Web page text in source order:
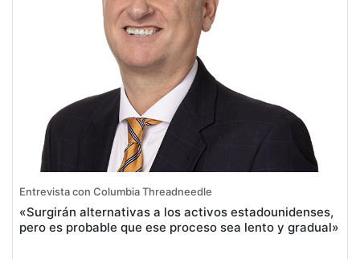
Entrevista con Columbia Threadneedle
«Surgirán alternativas a los activos estadounidenses,
pero es probable que ese proceso sea lento y gradual»